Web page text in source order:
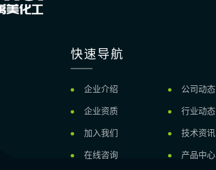
快速导航
企业介绍 公司动态
企业资质 行业动态
加入我们 技术资讯
在线咨询 产品中心